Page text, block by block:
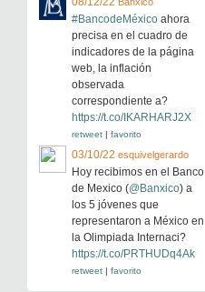
#BancodeMéxico ahora
precisa en el cuadro de
indicadores de la página
web, la inflación
observada
correspondiente a?
https://t.co/IKARHARJ2X
retweet | favorito
03/10/22 esquivelgerardo
Hoy recibimos en el Banco
de Mexico (@Banxico) a
los 5 jóvenes que
representaron a México en
la Olimpiada Internaci?
https://t.co/PRTHUDq4Ak
retweet | favorito